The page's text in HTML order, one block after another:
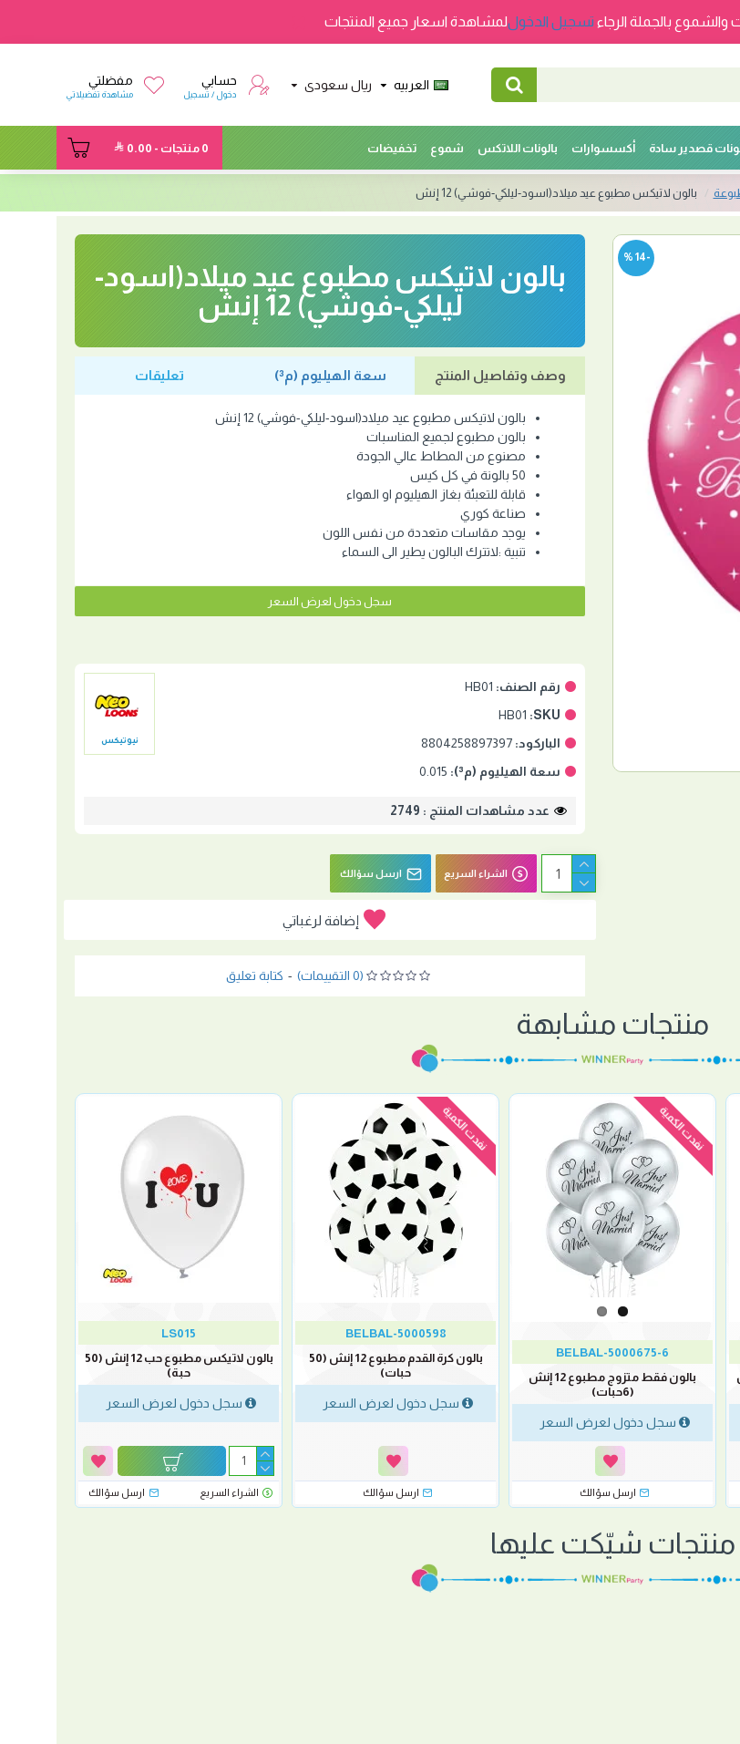
والشموع بالجملة الرجاء تسجيل الدخوللمشاهدة اسعار جميع المنتجات
العربيه ريال سعودى حسابي
دخول / تسجيل
مفضلتي
مشاهدة تفضيلاتي
قصدير سادة أكسسوارات بالونات اللاتكس شموع تخفيضات 0 منتجات - 0.00
بالون لاتيكس مطبوع عيد ميلاد(اسود-ليلكي-فوشي) 12 إنش
-14 %
بالون لاتيكس مطبوع عيد ميلاد(اسود-
ليلكي-فوشي) 12 إنش
وصف وتفاصيل المنتج سعة الهيليوم (م³) تعليقات
بالون لاتيكس مطبوع عيد ميلاد(اسود-ليلكي-فوشي) 12 إنش
بالون مطبوع لجميع المناسبات
مصنوع من المطاط عالي الجودة
50 بالونة في كل كيس
قابلة للتعبئة بغاز الهيليوم او الهواء
صناعة كوري
يوجد مقاسات متعددة من نفس اللون
تنبية :لاتترك البالون يطير الى السماء
رقم الصنف: HB01
SKU:
HB01
الباركود: 8804258897397
سعة الهيليوم (م³):
0.015
نيوتيكس
عدد مشاهدات المنتج : 2749
(0 التقييمات) - كتابة تعليق
سجل دخول لعرض السعر
الشراء السريع ارسل سؤالك
إضافة لرغباتي
منتجات مشابهة
نفدت الكمية
BELBAL-5000675-6
بالون فقط متزوج مطبوع 12 إنش
(6حبات)
سجل دخول لعرض السعر
ارسل سؤالك
نفدت الكمية
BELBAL-5000598
بالون كرة القدم مطبوع 12 إنش (50
حبات)
سجل دخول لعرض السعر
ارسل سؤالك
LS015
بالون لاتيكس مطبوع حب 12 إنش (50
حبة)
سجل دخول لعرض السعر
الشراء السريع ارسل سؤالك
منتجات شيّكت عليها